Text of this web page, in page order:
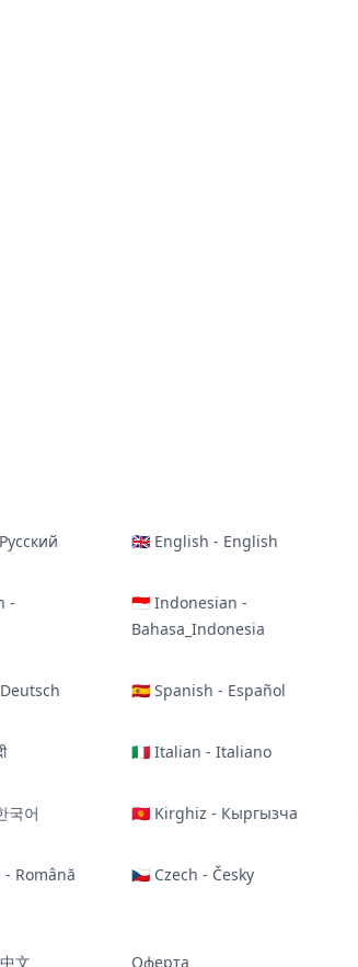
🇬🇧 English - English
-
🇮🇩 Indonesian -
Bahasa_Indonesia
🇪🇸 Spanish - Español
🇮🇹 Italian - Italiano
국어 🇰🇬 Kirghiz - Кыргызча
Română 🇨🇿 Czech - Česky
文 Оферта